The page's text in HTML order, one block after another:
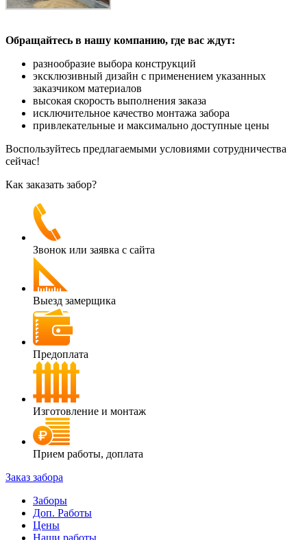
Обращайтесь в нашу компанию, где вас ждут:
разнообразие выбора конструкций
эксклюзивный дизайн с применением указанных
заказчиком материалов
высокая скорость выполнения заказа
исключительное качество монтажа забора
привлекательные и максимально доступные цены
Воспользуйтесь предлагаемыми условиями сотрудничества
сейчас!
Как заказать забор?
Звонок или заявка с сайта
Выезд замерщика
Предоплата
Изготовление и монтаж
Прием работы, доплата
Заказ забора
Заборы
Доп. Работы
Цены
Наши работы